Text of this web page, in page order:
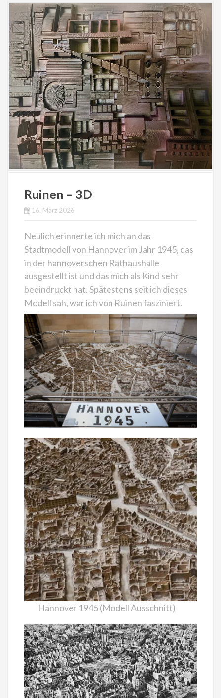
Ruinen – 3D
16. März 2026
Neulich erinnerte ich mich an das
Stadtmodell von Hannover im Jahr 1945, das
in der hannoverschen Rathaushalle
ausgestellt ist und das mich als Kind sehr
beeindruckt hat. Spätestens seit ich dieses
Modell sah, war ich von Ruinen fasziniert.
Hannover 1945 (Modell Ausschnitt)